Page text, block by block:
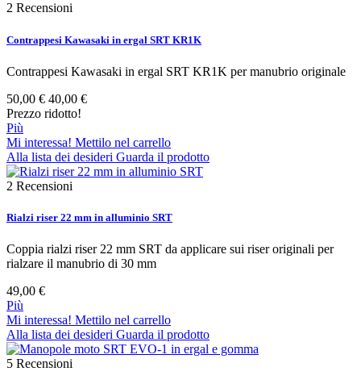
2 Recensioni
Contrappesi Kawasaki in ergal SRT KR1K
Contrappesi Kawasaki in ergal SRT KR1K per manubrio originale
50,00 € 40,00 €
Prezzo ridotto!
Più
Mi interessa! Mettilo nel carrello
Alla lista dei desideri Guarda il prodotto
2 Recensioni
Rialzi riser 22 mm in alluminio SRT
Coppia rialzi riser 22 mm SRT da applicare sui riser originali per
rialzare il manubrio di 30 mm
49,00 €
Più
Mi interessa! Mettilo nel carrello
Alla lista dei desideri Guarda il prodotto
5 Recensioni